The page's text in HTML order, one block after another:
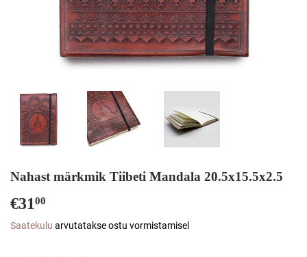
Nahast märkmik Tiibeti Mandala 20.5x15.5x2.5
€3100
Saatekulu arvutatakse ostu vormistamisel